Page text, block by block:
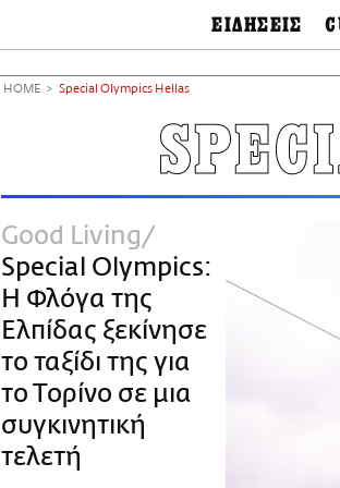
NEWSLETTER
ΜΙΚΡΟΠΡΑΓΜΑΤΑ
THE GOOD LIFO
LIFOLAND
ΑΜΠΑ
PRINT
ΕΙΔΗΣΕΙΣ
Οικονομία
Πολιτισμός
Science
European Lifo
&
HOME Special Olympics Hellas
Good Living
Special Olympics:
Η Φλόγα της
Ελπίδας ξεκίνησε
το ταξίδι της για
το Τορίνο σε μια
συγκινητική
τελετή